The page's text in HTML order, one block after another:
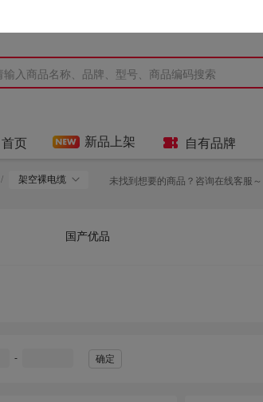
首页 新品上架  自有品牌
/ 架空裸电缆 未找到想要的商品？咨询在线客服～
国产优品
- 确定